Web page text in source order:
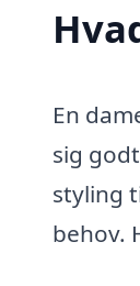
En
sig
styling
behov.